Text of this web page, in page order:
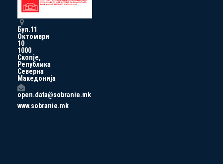
Бул.11
Октомври
10
1000
Скопје,
Република
Северна
Македонија
open.data@sobranie.mk
www.sobranie.mk